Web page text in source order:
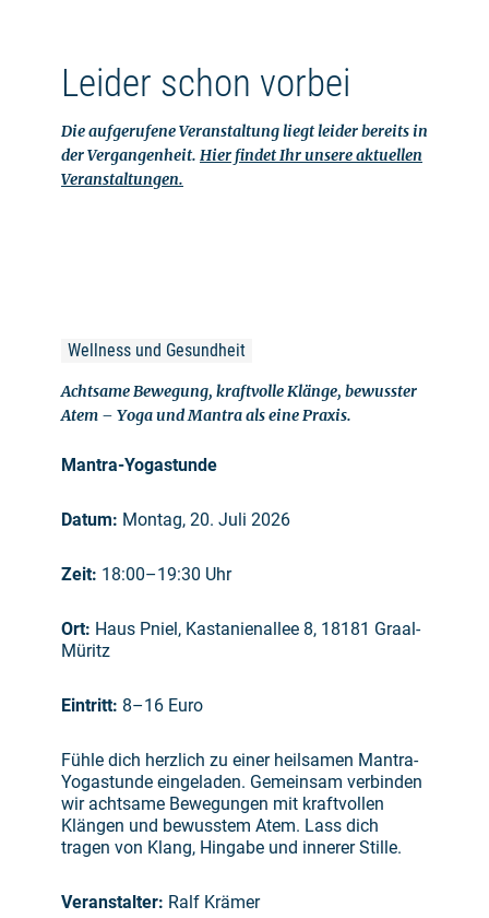
Leider schon vorbei
Die aufgerufene Veranstaltung liegt leider bereits in
der Vergangenheit. Hier findet Ihr unsere aktuellen
Veranstaltungen.
Wellness und Gesundheit
Achtsame Bewegung, kraftvolle Klänge, bewusster
Atem – Yoga und Mantra als eine Praxis.
Mantra-Yogastunde
Datum: Montag, 20. Juli 2026
Zeit: 18:00–19:30 Uhr
Ort: Haus Pniel, Kastanienallee 8, 18181 Graal-
Müritz
Eintritt: 8–16 Euro
Fühle dich herzlich zu einer heilsamen Mantra-
Yogastunde eingeladen. Gemeinsam verbinden
wir achtsame Bewegungen mit kraftvollen
Klängen und bewusstem Atem. Lass dich
tragen von Klang, Hingabe und innerer Stille.
Veranstalter: Ralf Krämer